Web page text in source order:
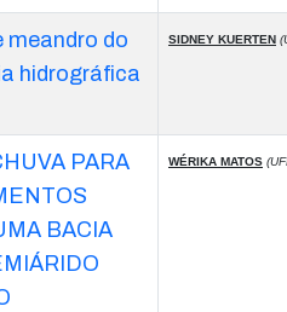
meandro do
hidrográfica
SIDNEY KUERTEN
PARA
BACIA
WÉRIKA MATOS